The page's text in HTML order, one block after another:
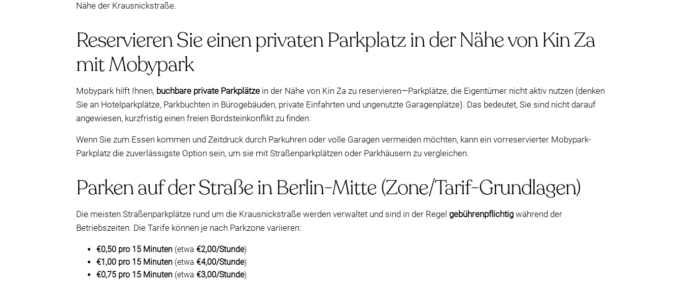
Nähe der Krausnickstraße.
Reservieren Sie einen privaten Parkplatz in der Nähe von Kin Za
mit Mobypark
Mobypark hilft Ihnen, buchbare private Parkplätze in der Nähe von Kin Za zu reservieren—Parkplätze, die Eigentümer nicht aktiv nutzen (denken
Sie an Hotelparkplätze, Parkbuchten in Bürogebäuden, private Einfahrten und ungenutzte Garagenplätze). Das bedeutet, Sie sind nicht darauf
angewiesen, kurzfristig einen freien Bordsteinkonflikt zu finden.
Wenn Sie zum Essen kommen und Zeitdruck durch Parkuhren oder volle Garagen vermeiden möchten, kann ein vorreservierter Mobypark-
Parkplatz die zuverlässigste Option sein, um sie mit Straßenparkplätzen oder Parkhäusern zu vergleichen.
Parken auf der Straße in Berlin-Mitte (Zone/Tarif-Grundlagen)
Die meisten Straßenparkplätze rund um die Krausnickstraße werden verwaltet und sind in der Regel gebührenpflichtig während der
Betriebszeiten. Die Tarife können je nach Parkzone variieren:
€0,50 pro 15 Minuten (etwa €2,00/Stunde)
€1,00 pro 15 Minuten (etwa €4,00/Stunde)
€0,75 pro 15 Minuten (etwa €3,00/Stunde)